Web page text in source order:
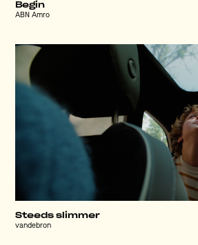
Begin
ABN Amro
Steeds slimmer
vandebron